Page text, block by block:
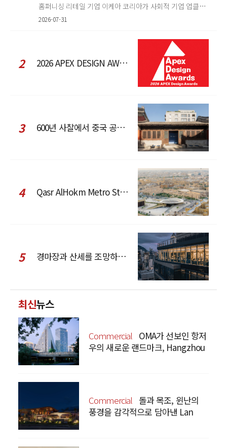
홈퍼니싱 리테일 기업 이케아 코리아가 사회적 기업 업클로스(Upcloth)와 협력해 재봉 서비스를 선보인다. 이번 협업은 이케
2026-07-31
2 2026 APEX DESIGN AWARDS
3 600년 사찰에서 중국 공예와 현대 패션을 직조한 ZARA x Fanglu Lin Pop-Up
4 Qasr AlHokm Metro Station, 구도심과 현대 공공 인프라의 접점을 제안하다
5 경마장과 산세를 조망하는 CCD Hong Kong Creative Center
최신뉴스
Commercial OMA가 선보인 항저
우의 새로운 랜드마크, Hangzhou
Commercial 돌과 목조, 윈난의
풍경을 감각적으로 담아낸 Lan